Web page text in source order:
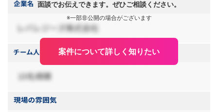
面談でお伝えできます。ぜひご相談ください。
※一部非公開の場合がございます
案件について詳しく知りたい